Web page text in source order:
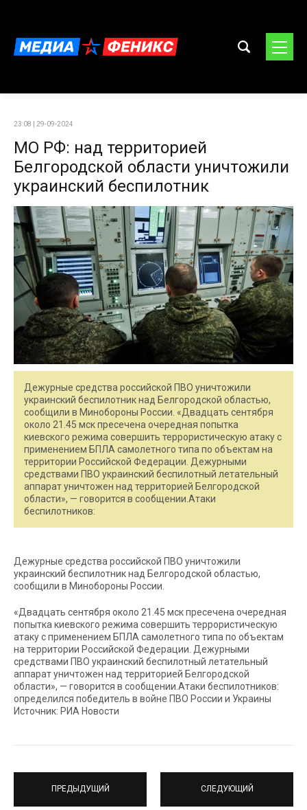
23:08 | 29-09-2024
МО РФ: над территорией
Белгородской области уничтожили
украинский беспилотник
Дежурные средства российской ПВО уничтожили
украинский беспилотник над Белгородской областью,
сообщили в Минобороны России. «Двадцать сентября
около 21.45 мск пресечена очередная попытка
киевского режима совершить террористическую атаку c
применением БПЛА самолетного типа по объектам на
территории Российской Федерации. Дежурными
средствами ПВО украинский беспилотный летательный
аппарат уничтожен над территорией Белгородской
области», — говорится в сообщении.Атаки
беспилотников:
Дежурные средства российской ПВО уничтожили
украинский беспилотник над Белгородской областью,
сообщили в Минобороны России.
«Двадцать сентября около 21.45 мск пресечена очередная
попытка киевского режима совершить террористическую
атаку c применением БПЛА самолетного типа по объектам
на территории Российской Федерации. Дежурными
средствами ПВО украинский беспилотный летательный
аппарат уничтожен над территорией Белгородской
области», — говорится в сообщении.Атаки беспилотников:
определился победитель в войне ПВО России и Украины
Источник: РИА Новости
ПРЕДЫДУЩИЙ СЛЕДУЮЩИЙ